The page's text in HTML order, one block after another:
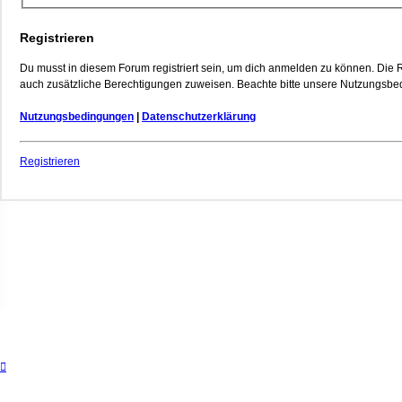
Registrieren
Du musst in diesem Forum registriert sein, um dich anmelden zu können.
auch zusätzliche Berechtigungen zuweisen. Beachte bitte unsere
Nutzungsbedingungen | Datenschutzerklärung
Registrieren